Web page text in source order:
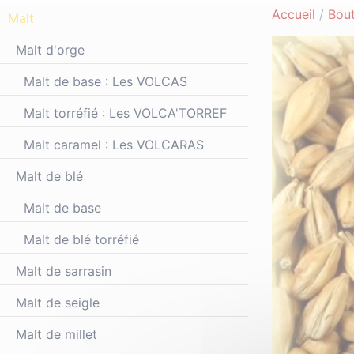
Malt
Malt d'orge
Malt de base : Les VOLCAS
Malt torréfié : Les VOLCA'TORREF
Malt caramel : Les VOLCARAS
Malt de blé
Malt de base
Malt de blé torréfié
Malt de sarrasin
Malt de seigle
Malt de millet
Accueil /